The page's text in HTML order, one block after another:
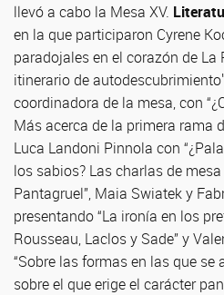
llevó a cabo la Mesa XV.
en la que participaron Cyrene
paradojales en el corazón de La
itinerario de
coordinadora de la mesa, con
Más acerca de la primera rama
Luca Landoni Pinnola con
los sabios? Las charlas de
Pantagruel”, Maia Swiatek y
presentando “La ironía en los
Rousseau, Laclos y Sade” y
“Sobre las formas en las que
sobre el que erige el carácter